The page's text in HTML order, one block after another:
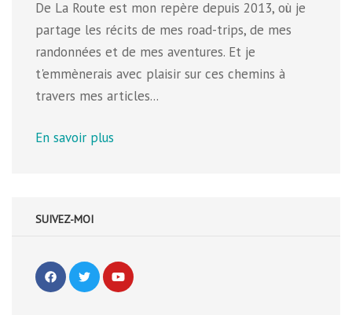
De La Route est mon repère depuis 2013, où je
partage les récits de mes road-trips, de mes
randonnées et de mes aventures. Et je
t'emmènerais avec plaisir sur ces chemins à
travers mes articles...
En savoir plus
SUIVEZ-MOI